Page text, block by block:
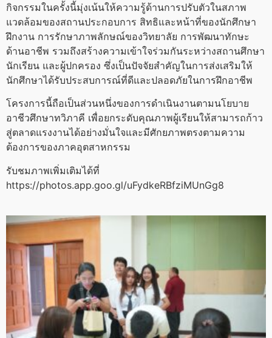
กิจกรรมในครั้งนี้มุ่งเน้นให้ความรู้ด้านการปรับตัวในสภาพ
แวดล้อมของสถานประกอบการ สิทธิและหน้าที่ของนักศึกษา
ฝึกงาน การรักษาภาพลักษณ์ของวิทยาลัย การพัฒนาทักษะ
ด้านอาชีพ รวมถึงสร้างความเข้าใจร่วมกันระหว่างสถานศึกษา
นักเรียน และผู้ปกครอง ซึ่งเป็นปัจจัยสำคัญในการส่งเสริมให้
นักศึกษาได้รับประสบการณ์ที่ดีและปลอดภัยในการฝึกอาชีพ
โครงการนี้ถือเป็นส่วนหนึ่งของการดำเนินงานตามนโยบาย
อาชีวศึกษาทวิภาคี เพื่อยกระดับคุณภาพผู้เรียนให้สามารถก้าว
สู่ตลาดแรงงานได้อย่างมั่นใจและมีศักยภาพตรงตามความ
ต้องการของภาคอุตสาหกรรม
รับชมภาพเพิ่มเติมได้ที่
https://photos.app.goo.gl/uFydkeRBfziMUnGg8